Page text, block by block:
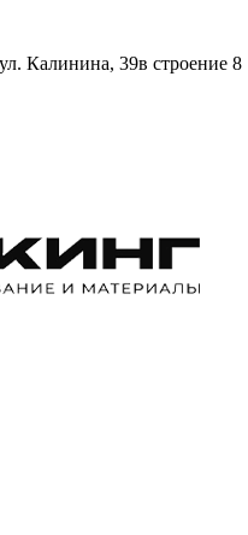
Калинина, 39в строение 8